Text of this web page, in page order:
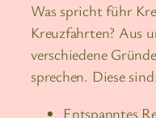
Was spricht führ
Kreuzfahrten? Aus
verschiedene
sprechen. Diese sind:
Entspanntes